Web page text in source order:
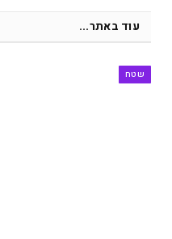
עוד באתר...
שטח